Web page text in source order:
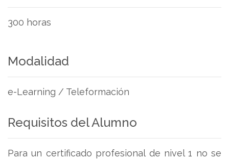
300 horas
Modalidad
e-Learning / Teleformación
Requisitos del Alumno
Para un certificado profesional de nivel 1 no se